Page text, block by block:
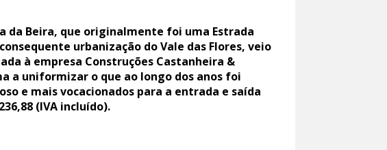
da Beira, que originalmente foi uma Estrada
urbanização do Vale das Flores, veio
à empresa Construções Castanheira &
a uniformizar o que ao longo dos anos foi
e mais vocacionados para a entrada e saída
(IVA incluído).